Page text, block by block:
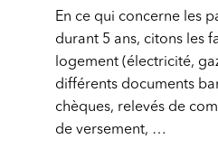
En ce qui concerne les
durant 5 ans, citons les
logement (électricité,
différents documents
chèques, relevés de
de versement, …